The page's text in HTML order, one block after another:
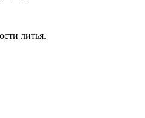
литья.